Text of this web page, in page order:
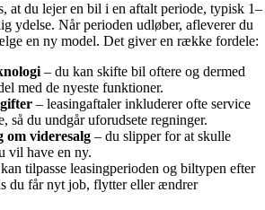
at du lejer en bil i en aftalt periode, typisk 1–
ydelse. Når perioden udløber, afleverer du
en ny model. Det giver en række fordele:
– du kan skifte bil oftere og dermed
med de nyeste funktioner.
– leasingaftaler inkluderer ofte service
så du undgår uforudsete regninger.
om videresalg – du slipper for at skulle
vil have en ny.
tilpasse leasingperioden og biltypen efter
du får nyt job, flytter eller ændrer